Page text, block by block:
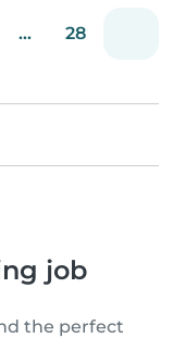
... 28
job
the perfect